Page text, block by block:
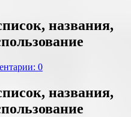
названия,
0
названия,